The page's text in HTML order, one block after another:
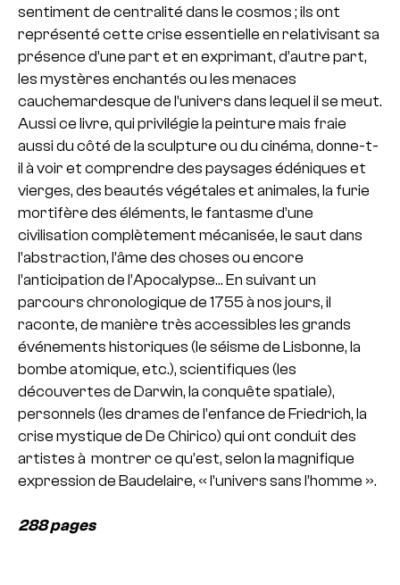
sentiment de centralité dans le cosmos ; ils ont
représenté cette crise essentielle en relativisant sa
présence d’une part et en exprimant, d’autre part,
les mystères enchantés ou les menaces
cauchemardesque de l’univers dans lequel il se meut.
Aussi ce livre, qui privilégie la peinture mais fraie
aussi du côté de la sculpture ou du cinéma, donne-t-
il à voir et comprendre des paysages édéniques et
vierges, des beautés végétales et animales, la furie
mortifère des éléments, le fantasme d’une
civilisation complètement mécanisée, le saut dans
l’abstraction, l’âme des choses ou encore
l’anticipation de l’Apocalypse… En suivant un
parcours chronologique de 1755 à nos jours, il
raconte, de manière très accessibles les grands
événements historiques (le séisme de Lisbonne, la
bombe atomique, etc.), scientifiques (les
découvertes de Darwin, la conquête spatiale),
personnels (les drames de l’enfance de Friedrich, la
crise mystique de De Chirico) qui ont conduit des
artistes à montrer ce qu’est, selon la magnifique
expression de Baudelaire, « l’univers sans l’homme ».
288 pages